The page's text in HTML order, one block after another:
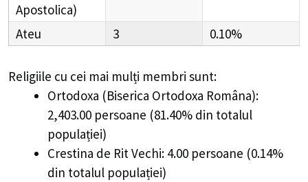
Apostolica)
Ateu 3 0.10%
Religiile cu cei mai mulți membri sunt:
Ortodoxa (Biserica Ortodoxa Româna):
2,403.00 persoane (81.40% din totalul
populației)
Crestina de Rit Vechi: 4.00 persoane (0.14%
din totalul populației)